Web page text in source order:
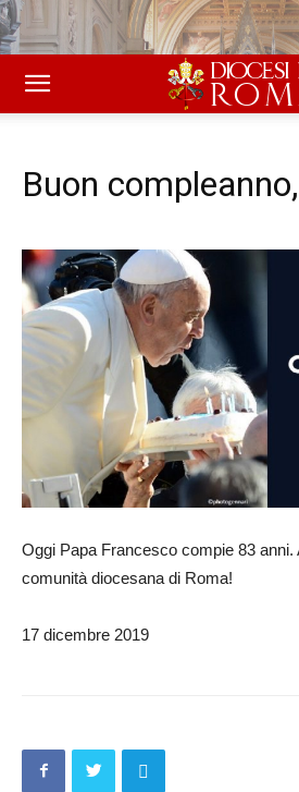
Buon
Oggi Papa Francesco compie 83 anni.
comunità diocesana di Roma!
17 dicembre 2019